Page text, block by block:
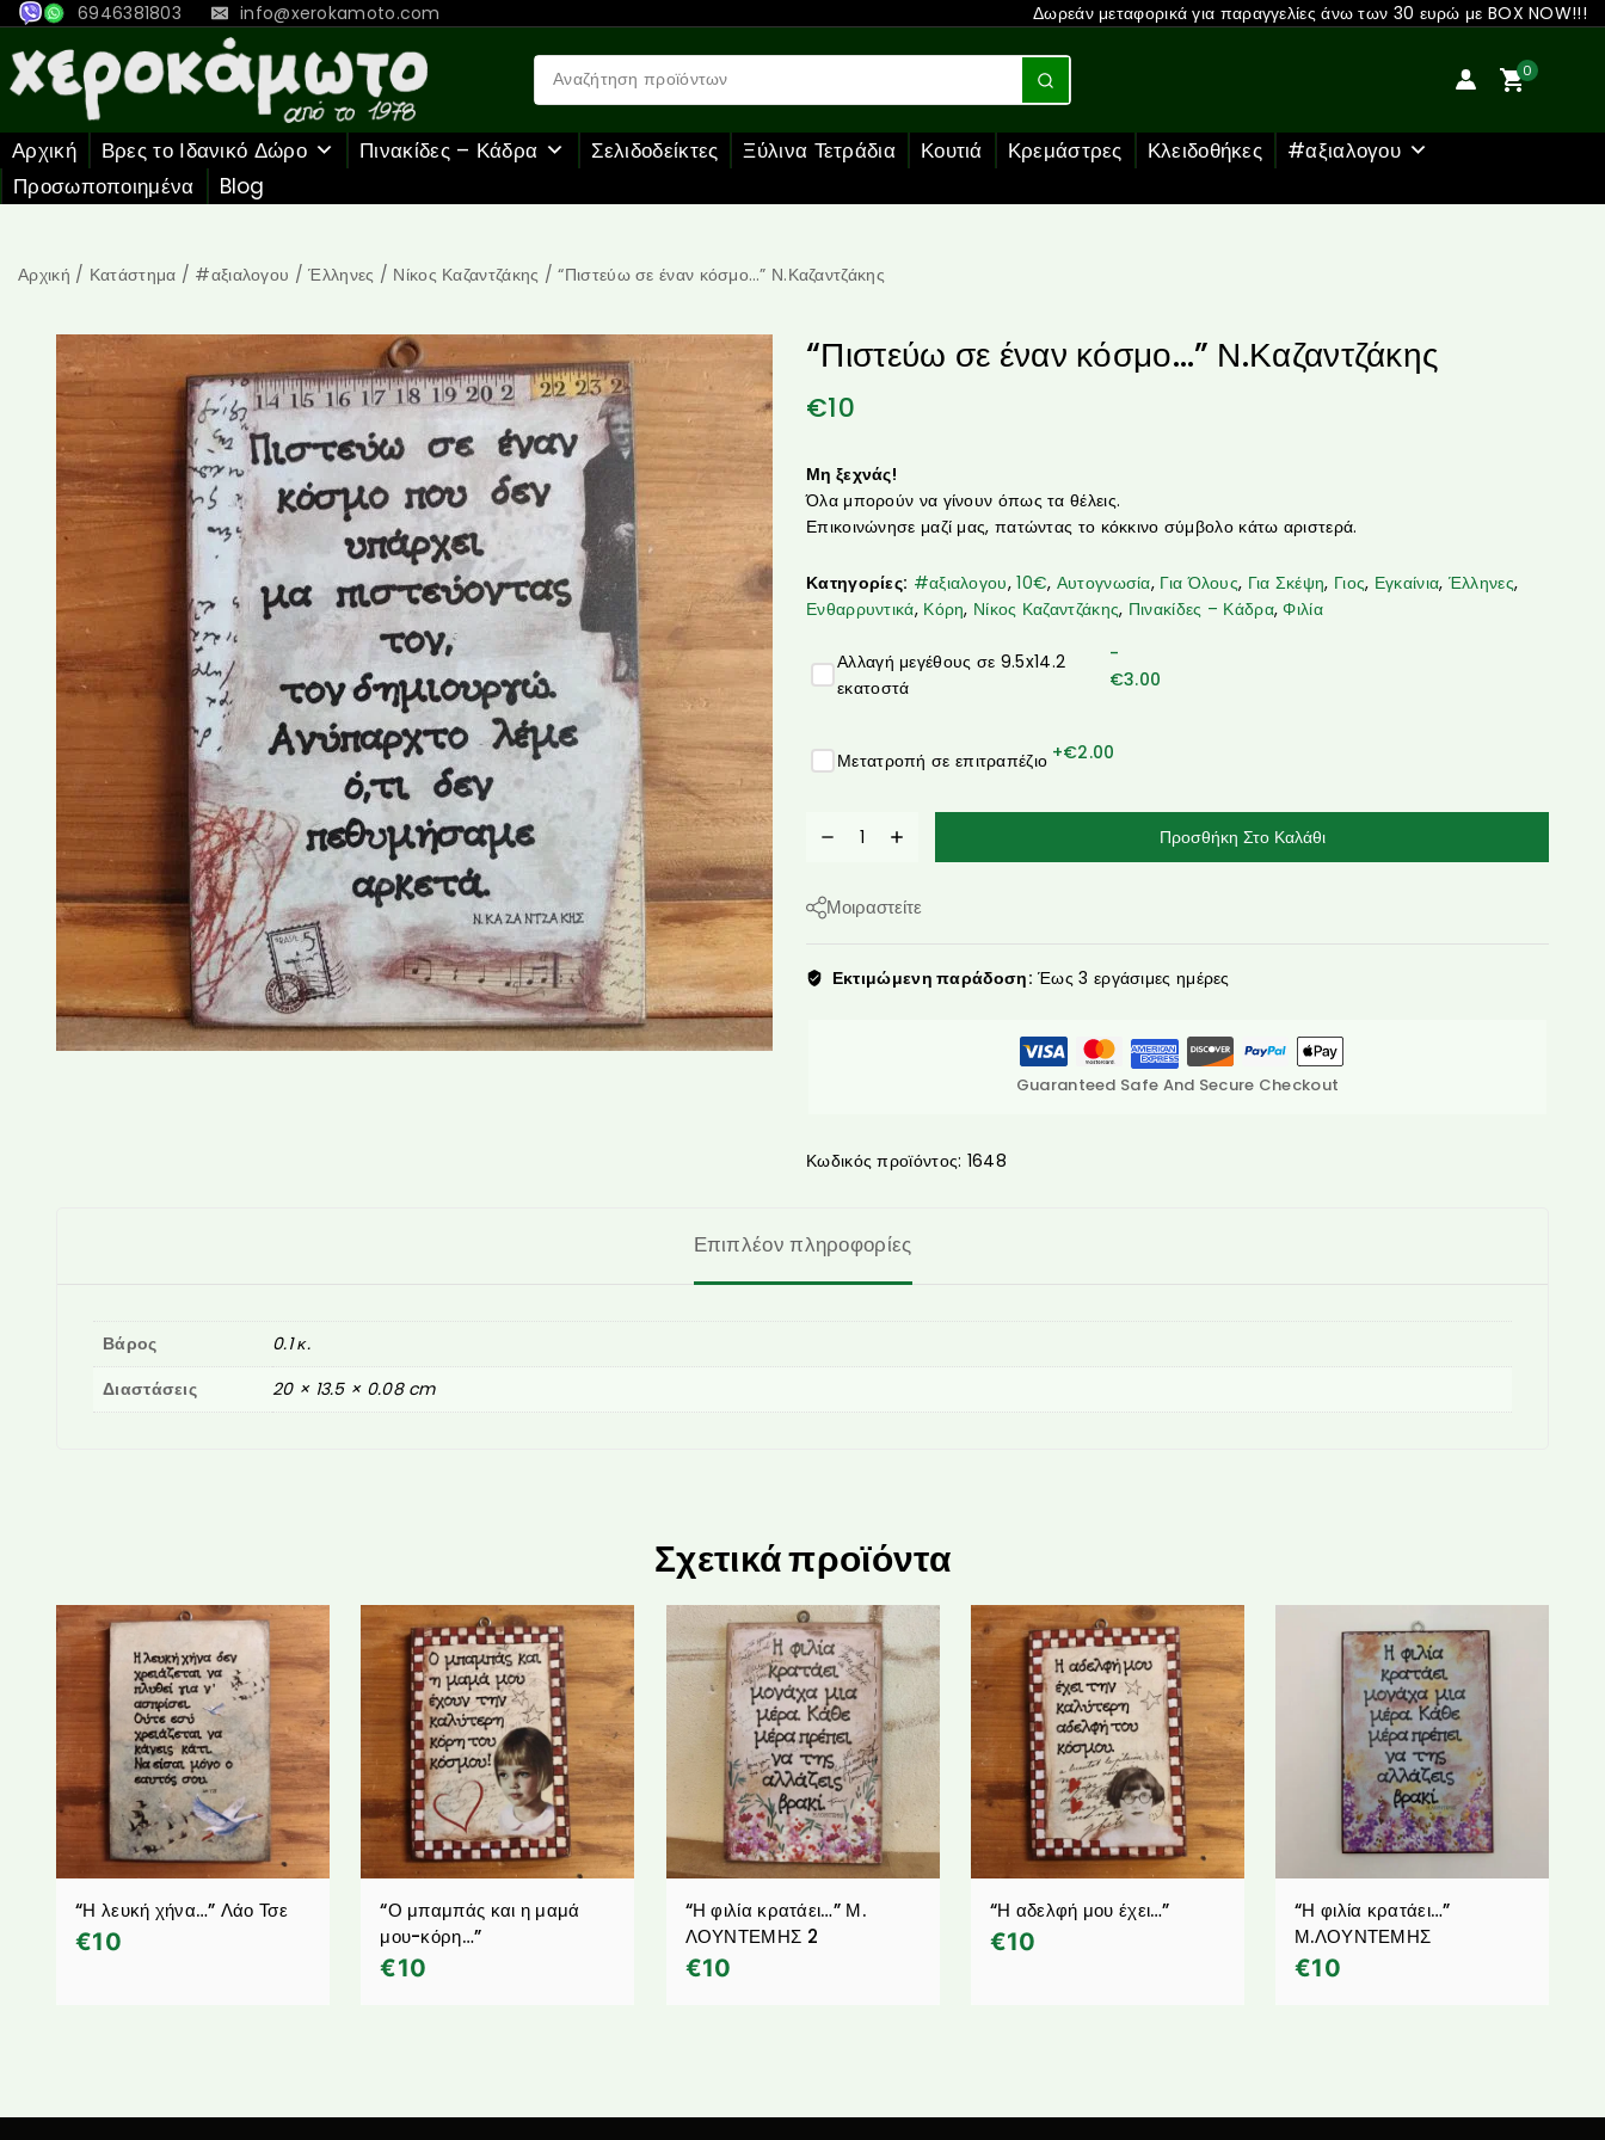
6946381803 info@xerokamoto.com Δωρεάν μεταφορικά για παραγγελίες άνω των 30 ευρώ με BOX NOW!!!
0
Αρχική Βρες το Ιδανικό Δώρο Πινακίδες – Κάδρα Σελιδοδείκτες Ξύλινα Τετράδια Κουτιά Κρεμάστρες Κλειδοθήκες
#αξιαλογου
Προσωποποιημένα
Blog
Αρχική / Κατάστημα / #αξιαλογου / Έλληνες / Νίκος Καζαντζάκης / “Πιστεύω σε έναν κόσμο…” Ν.Καζαντζάκης
“Πιστεύω σε έναν κόσμο…” Ν.Καζαντζάκης
€10
Μη ξεχνάς!
Όλα μπορούν να γίνουν όπως τα θέλεις.
Επικοινώνησε μαζί μας, πατώντας το κόκκινο σύμβολο κάτω αριστερά.
Κατηγορίες: #αξιαλογου,10€, Αυτογνωσία, Για Όλους, Για Σκέψη, Γιος, Εγκαίνια, Έλληνες,
Ενθαρρυντικά, Κόρη, Νίκος Καζαντζάκης, Πινακίδες – Κάδρα,Φιλία
Αλλαγή μεγέθους σε 9.5x14.2
εκατοστά
-
€3.00
Μετατροπή σε επιτραπέζιο +€2.00
Προσθήκη Στο Καλάθι
Μοιραστείτε
Εκτιμώμενη παράδοση: Έως 3 εργάσιμες ημέρες
Guaranteed Safe And Secure Checkout
Κωδικός προϊόντος: 1648
Επιπλέον πληροφορίες
Βάρος
0.1 κ.
Διαστάσεις
20 × 13.5 × 0.08 cm
Σχετικά προϊόντα
“Η λευκή χήνα…” Λάο Τσε
€10
“Ο μπαμπάς και η μαμά
μου-κόρη…”
€10
“Η φιλία κρατάει…” Μ.
ΛΟΥΝΤΕΜΗΣ 2
€10
“Η αδελφή μου έχει…”
€10
“Η φιλία κρατάει…”
Μ.ΛΟΥΝΤΕΜΗΣ
€10